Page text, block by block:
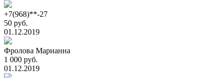
+7(968)**-27
50 руб.
01.12.2019
Фролова Марианна
1 000 руб.
01.12.2019